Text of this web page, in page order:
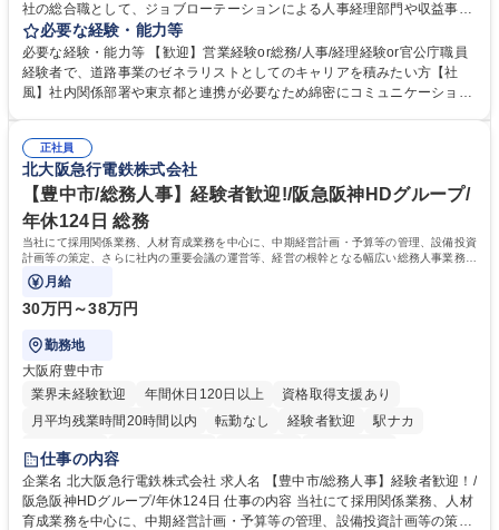
社の総合職として、ジョブローテーションによる人事経理部門や収益事業
等のフロント部門の部署等幅広い部署での業務をお任せいたします。研修
制度やキャリア支援が充実しております！ ※下記業務詳細 【業務詳細】■
管理部門：広報、人事、経理など当公社の運営に係る管理業務 ■収益部
門：駐車場の新規開拓、管理運営、新宿駅西口広場の「イベントコーナ
道路施設や道路工事現場の見学ツアー事業 ※入社後は上記いずれかの部門
へ配属。※業務内容変更の範囲：会社の定める業務 募集職種 【都庁グル
ープ】総合職（事務）◇残業月平均9時間未満／有給年平均16日取得
必要な経験・能力等
必要な経験・能力等 【歓迎】営業経験or総務/人事/経理経験or官公庁職員
経験者で、道路事業のゼネラリストとしてのキャリアを積みたい方【社
風】社内関係部署や東京都と連携が必要なため綿密にコミュニケーション
部門など多岐に渡る業務を経験できます。 ■様々なプロジェクト：駐車場
事業の他、新宿駅西口広場内に設置された照明を兼ねた広告「ブライトサ
イン」の管理運営を行うなど、事業収益を生み出す活動を積極的に行って
います。 学歴・資格 学歴：大学院 大学 高専 短大 専修学校 高校 語学力：
資格：
正社員
北大阪急行電鉄株式会社
【豊中市/総務人事】経験者歓迎!/阪急阪神HDグループ/
年休124日 総務
当社にて採用関係業務、人材育成業務を中心に、中期経営計画・予算等の管理、設備投資
計画等の策定、さらに社内の重要会議の運営等、経営の根幹となる幅広い総務人事業務全
般を担当していただきます。
月給
30万円～38万円
勤務地
大阪府豊中市
業界未経験歓迎
年間休日120日以上
資格取得支援あり
月平均残業時間20時間以内
転勤なし 経験者歓迎
駅ナカ
退職金あり
土日祝休み
服装自由 昼食補助あり 食事補助あり
仕事の内容
企業名 北大阪急行電鉄株式会社 求人名 【豊中市/総務人事】経験者歓迎！/
阪急阪神HDグループ/年休124日 仕事の内容 当社にて採用関係業務、人材
育成業務を中心に、中期経営計画・予算等の管理、設備投資計画等の策